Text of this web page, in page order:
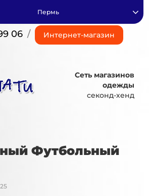
06 / Интернет-магазин
Пермь
Сеть магазинов
одежды
секонд-хенд
Футбольный